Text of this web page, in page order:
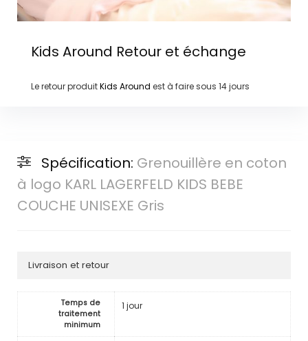
Kids Around Retour et échange
Le retour produitKids Around est à faire sous 14 jours
Spécification: Grenouillère en coton
à logo KARL LAGERFELD KIDS BEBE
COUCHE UNISEXE Gris
Livraison et retour
Temps de
traitement
minimum
1 jour